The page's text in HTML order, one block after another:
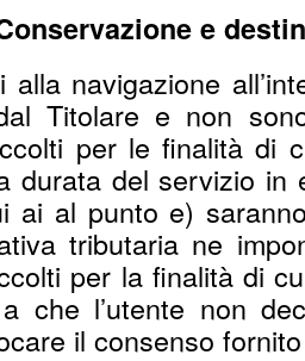
e
alla navigazione
Titolare e non
per le finalità di
durata del servizio in
ai al punto e)
tributaria ne
per la finalità di
che l’utente non
il consenso